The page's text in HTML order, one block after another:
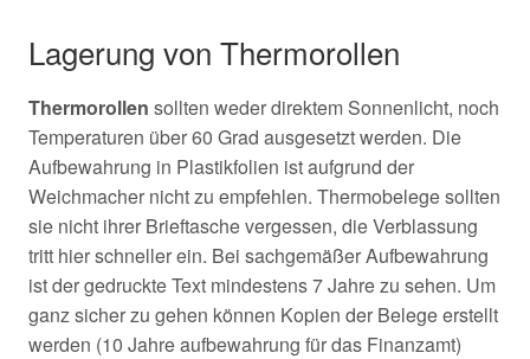
Lagerung von Thermorollen
Thermorollen sollten weder direktem Sonnenlicht, noch
Temperaturen über 60 Grad ausgesetzt werden. Die
Aufbewahrung in Plastikfolien ist aufgrund der
Weichmacher nicht zu empfehlen. Thermobelege sollten
sie nicht ihrer Brieftasche vergessen, die Verblassung
tritt hier schneller ein. Bei sachgemäßer Aufbewahrung
ist der gedruckte Text mindestens 7 Jahre zu sehen. Um
ganz sicher zu gehen können Kopien der Belege erstellt
werden (10 Jahre aufbewahrung für das Finanzamt)